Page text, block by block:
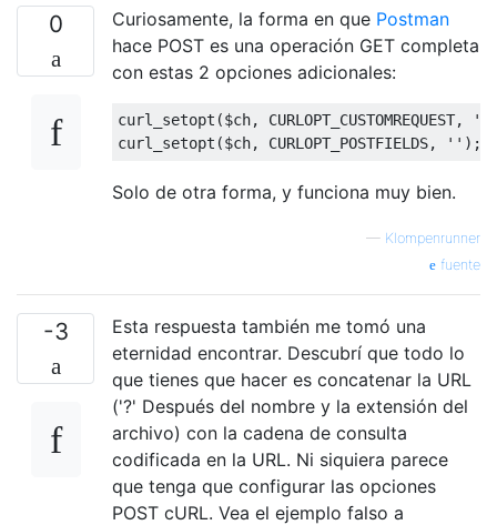
0 Curiosamente, la forma en que Postman
hace POST es una operación GET completa
con estas 2 opciones adicionales:
curl_setopt ($ch, CURLOPT_CUSTOMREQUEST,
curl_setopt ($ch, CURLOPT_POSTFIELDS, '' );
Solo de otra forma, y ​​funciona muy bien.
— Klompenrunner
fuente
-3
Esta respuesta también me tomó una
eternidad encontrar. Descubrí que todo lo
que tienes que hacer es concatenar la URL
('?' Después del nombre y la extensión del
archivo) con la cadena de consulta
codificada en la URL. Ni siquiera parece
que tenga que configurar las opciones
POST cURL. Vea el ejemplo falso a